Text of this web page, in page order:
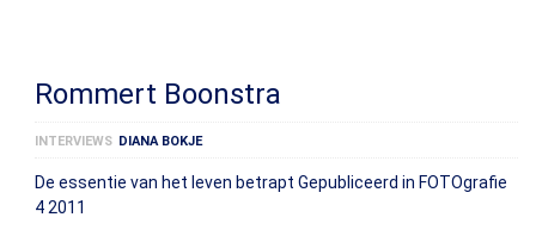
Rommert Boonstra
INTERVIEWS DIANA BOKJE
De essentie van het leven betrapt Gepubliceerd in FOTOgrafie
4 2011